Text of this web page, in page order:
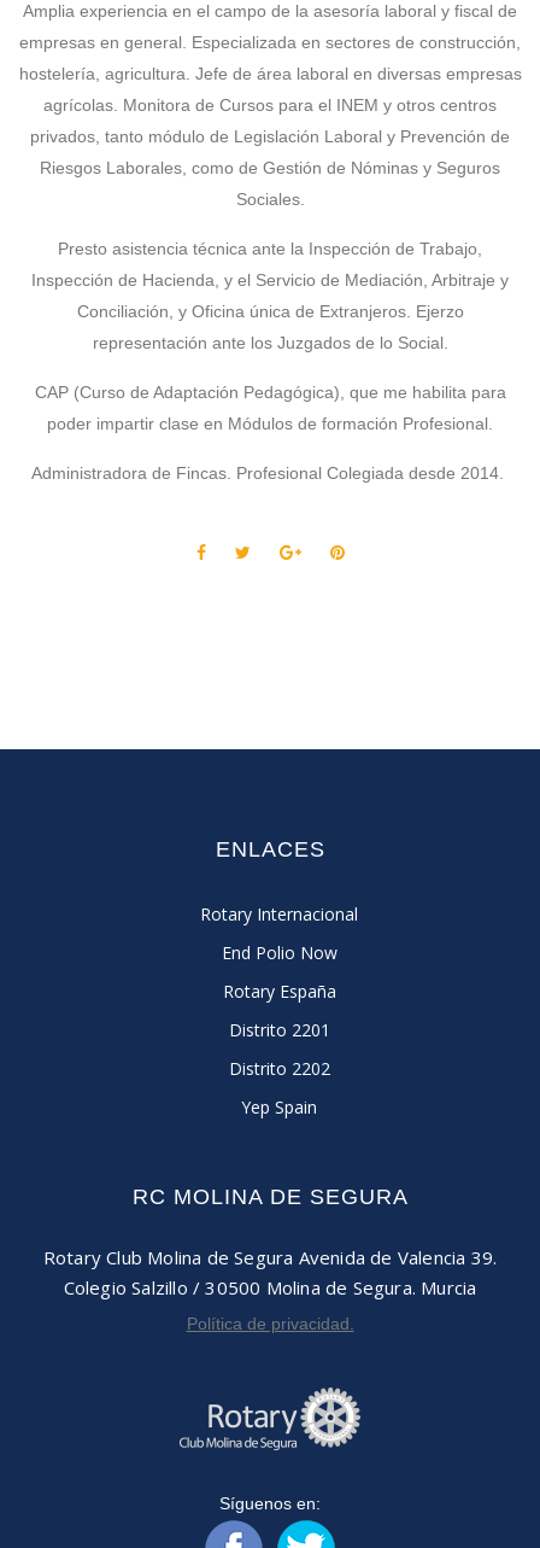
Amplia experiencia en el campo de la asesoría laboral y fiscal de
empresas en general. Especializada en sectores de construcción,
hostelería, agricultura. Jefe de área laboral en diversas empresas
agrícolas. Monitora de Cursos para el INEM y otros centros
privados, tanto módulo de Legislación Laboral y Prevención de
Riesgos Laborales, como de Gestión de Nóminas y Seguros
Sociales.
Presto asistencia técnica ante la Inspección de Trabajo,
Inspección de Hacienda, y el Servicio de Mediación, Arbitraje y
Conciliación, y Oficina única de Extranjeros. Ejerzo
representación ante los Juzgados de lo Social.
CAP (Curso de Adaptación Pedagógica), que me habilita para
poder impartir clase en Módulos de formación Profesional.
Administradora de Fincas. Profesional Colegiada desde 2014.
ENLACES
Rotary Internacional
End Polio Now
Rotary España
Distrito 2201
Distrito 2202
Yep Spain
RC MOLINA DE SEGURA
Rotary Club Molina de Segura Avenida de Valencia 39.
Colegio Salzillo / 30500 Molina de Segura. Murcia
Política de privacidad.
Síguenos en: